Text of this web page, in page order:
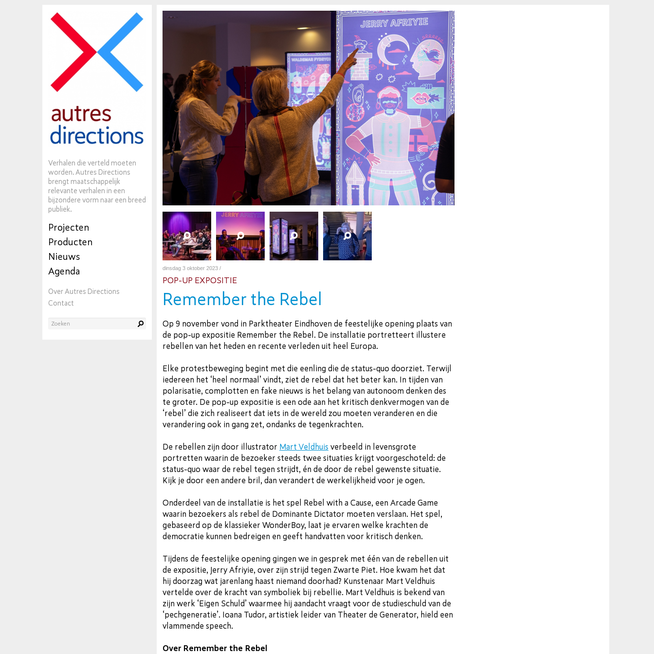
Verhalen die verteld moeten
worden. Autres Directions
brengt maatschappelijk
relevante verhalen in een
bijzondere vorm naar een breed
publiek.
Projecten
Producten
Nieuws
Agenda
Over Autres Directions
Contact
dinsdag 3 oktober 2023 /
POP-UP EXPOSITIE
Remember the Rebel
Op 9 november vond in Parktheater Eindhoven de feestelijke opening plaats van
de pop-up expositie Remember the Rebel. De installatie portretteert illustere
rebellen van het heden en recente verleden uit heel Europa.
Elke protestbeweging begint met die eenling die de status-quo doorziet. Terwijl
iedereen het ‘heel normaal’ vindt, ziet de rebel dat het beter kan. In tijden van
polarisatie, complotten en fake nieuws is het belang van autonoom denken des
te groter. De pop-up expositie is een ode aan het kritisch denkvermogen van de
‘rebel’ die zich realiseert dat iets in de wereld zou moeten veranderen en die
verandering ook in gang zet, ondanks de tegenkrachten.
De rebellen zijn door illustrator Mart Veldhuis verbeeld in levensgrote
portretten waarin de bezoeker steeds twee situaties krijgt voorgeschoteld: de
status-quo waar de rebel tegen strijdt, én de door de rebel gewenste situatie.
Kijk je door een andere bril, dan verandert de werkelijkheid voor je ogen.
Onderdeel van de installatie is het spel Rebel with a Cause, een Arcade Game
waarin bezoekers als rebel de Dominante Dictator moeten verslaan. Het spel,
gebaseerd op de klassieker WonderBoy, laat je ervaren welke krachten de
democratie kunnen bedreigen en geeft handvatten voor kritisch denken.
Tijdens de feestelijke opening gingen we in gesprek met één van de rebellen uit
de expositie, Jerry Afriyie, over zijn strijd tegen Zwarte Piet. Hoe kwam het dat
hij doorzag wat jarenlang haast niemand doorhad? Kunstenaar Mart Veldhuis
vertelde over de kracht van symboliek bij rebellie. Mart Veldhuis is bekend van
zijn werk ‘Eigen Schuld’ waarmee hij aandacht vraagt voor de studieschuld van de
‘pechgeneratie’. Ioana Tudor, artistiek leider van Theater de Generator, hield een
vlammende speech.
Over Remember the Rebel